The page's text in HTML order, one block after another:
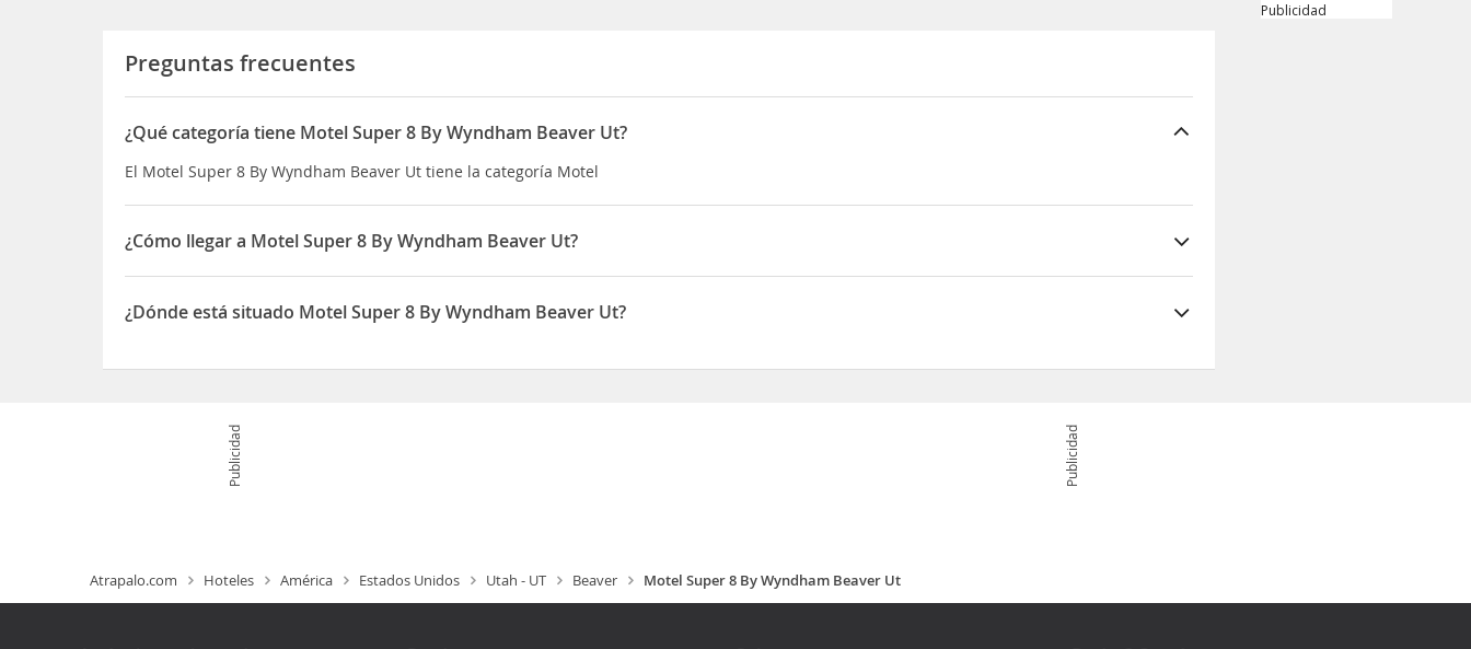
Preguntas frecuentes
¿Qué categoría tiene Motel Super 8 By Wyndham Beaver Ut?
El Motel Super 8 By Wyndham Beaver Ut tiene la categoría Motel
¿Cómo llegar a Motel Super 8 By Wyndham Beaver Ut?
Super 8 by Wyndham Beaver UT de Beaver está a menos de cinco minutos en coche de Parque Main Street y Casa Museo Beaver Court
Además, este motel se encuentra a 13,7 km de Bosque Nacional de Fishlake National y a 3,1 km de Ayuntamiento de Beaver
¿Dónde está situado Motel Super 8 By Wyndham Beaver Ut?
Publicidad
Publicidad Publicidad
Atrapalo.com Hoteles América Estados Unidos Utah - UT Beaver Motel Super 8 By Wyndham Beaver Ut